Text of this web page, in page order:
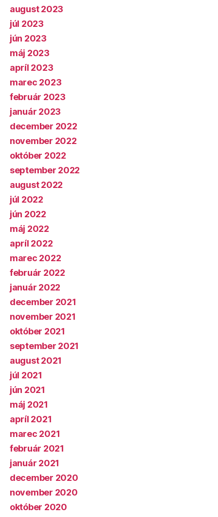
august 2023
júl 2023
jún 2023
máj 2023
apríl 2023
marec 2023
február 2023
január 2023
december 2022
november 2022
október 2022
september 2022
august 2022
júl 2022
jún 2022
máj 2022
apríl 2022
marec 2022
február 2022
január 2022
december 2021
november 2021
október 2021
september 2021
august 2021
júl 2021
jún 2021
máj 2021
apríl 2021
marec 2021
február 2021
január 2021
december 2020
november 2020
október 2020